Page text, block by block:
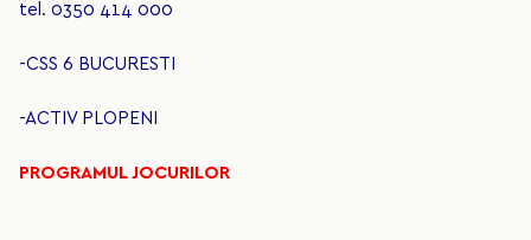
tel. 0350 414 000
-CSS 6 BUCURESTI
-ACTIV PLOPENI
PROGRAMUL JOCURILOR